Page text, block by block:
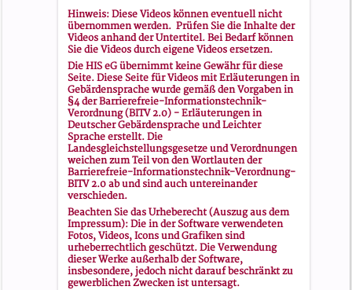
Hinweis: Diese Videos können eventuell nicht
übernommen werden. Prüfen Sie die Inhalte der
Videos anhand der Untertitel. Bei Bedarf können
Sie die Videos durch eigene Videos ersetzen.
Die HIS eG übernimmt keine Gewähr für diese
Seite. Diese Seite für Videos mit Erläuterungen in
Gebärdensprache wurde gemäß den Vorgaben in
§4 der Barrierefreie-Informationstechnik-
Verordnung (BITV 2.0) - Erläuterungen in
Deutscher Gebärdensprache und Leichter
Sprache erstellt. Die
Landesgleichstellungsgesetze und Verordnungen
weichen zum Teil von den Wortlauten der
Barrierefreie-Informationstechnik-Verordnung-
BITV 2.0 ab und sind auch untereinander
verschieden.
Beachten Sie das Urheberecht (Auszug aus dem
Impressum): Die in der Software verwendeten
Fotos, Videos, Icons und Grafiken sind
urheberrechtlich geschützt. Die Verwendung
dieser Werke außerhalb der Software,
insbesondere, jedoch nicht darauf beschränkt zu
gewerblichen Zwecken ist untersagt.